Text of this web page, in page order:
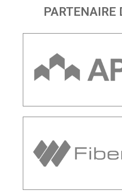
PARTENAIRE